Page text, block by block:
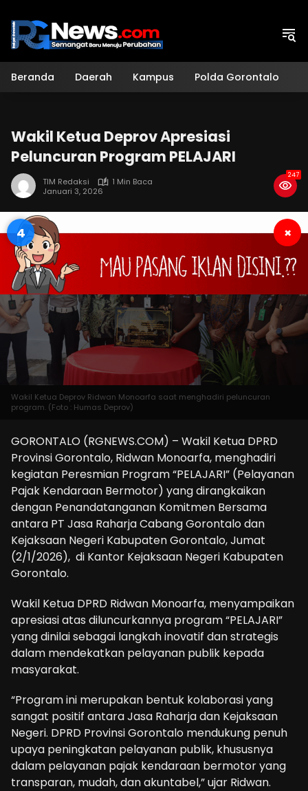
konten
Beranda Daerah Kampus Polda Gorontalo
Wakil Ketua Deprov Apresiasi
Peluncuran Program PELAJARI
TIM Redaksi
1 Min Baca
Januari 3, 2026
247
4 ×
Wakil Ketua Deprov Ridwan Monoarfa saat menghadiri peluncuran
program. (Foto : Humas Deprov)
GORONTALO (RGNEWS.COM) – Wakil Ketua DPRD
Provinsi Gorontalo, Ridwan Monoarfa, menghadiri
kegiatan Peresmian Program “PELAJARI” (Pelayanan
Pajak Kendaraan Bermotor) yang dirangkaikan
dengan Penandatanganan Komitmen Bersama
antara PT Jasa Raharja Cabang Gorontalo dan
Kejaksaan Negeri Kabupaten Gorontalo, Jumat
(2/1/2026), di Kantor Kejaksaan Negeri Kabupaten
Gorontalo.
Wakil Ketua DPRD Ridwan Monoarfa, menyampaikan
apresiasi atas diluncurkannya program “PELAJARI”
yang dinilai sebagai langkah inovatif dan strategis
dalam mendekatkan pelayanan publik kepada
masyarakat.
“Program ini merupakan bentuk kolaborasi yang
sangat positif antara Jasa Raharja dan Kejaksaan
Negeri. DPRD Provinsi Gorontalo mendukung penuh
upaya peningkatan pelayanan publik, khususnya
dalam pelayanan pajak kendaraan bermotor yang
transparan, mudah, dan akuntabel,” ujar Ridwan.